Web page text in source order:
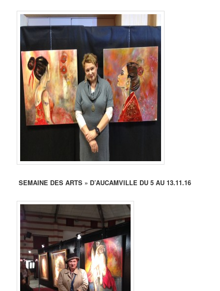
SEMAINE DES ARTS » D’AUCAMVILLE DU 5 AU 13.11.16